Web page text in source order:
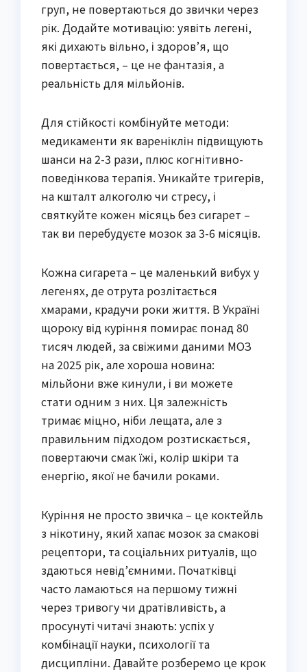
груп, не повертаються до звички через
рік. Додайте мотивацію: уявіть легені,
які дихають вільно, і здоров’я, що
повертається, – це не фантазія, а
реальність для мільйонів.
Для стійкості комбінуйте методи:
медикаменти як вареніклін підвищують
шанси на 2-3 рази, плюс когнітивно-
поведінкова терапія. Уникайте тригерів,
на кшталт алкоголю чи стресу, і
святкуйте кожен місяць без сигарет –
так ви перебудуєте мозок за 3-6 місяців.
Кожна сигарета – це маленький вибух у
легенях, де отрута розлітається
хмарами, крадучи роки життя. В Україні
щороку від куріння помирає понад 80
тисяч людей, за свіжими даними МОЗ
на 2025 рік, але хороша новина:
мільйони вже кинули, і ви можете
стати одним з них. Ця залежність
тримає міцно, ніби лещата, але з
правильним підходом розтискається,
повертаючи смак їжі, колір шкіри та
енергію, якої не бачили роками.
Куріння не просто звичка – це коктейль
з нікотину, який хапає мозок за смакові
рецептори, та соціальних ритуалів, що
здаються невід’ємними. Початківці
часто ламаються на першому тижні
через тривогу чи дратівливість, а
просунуті читачі знають: успіх у
комбінації науки, психології та
дисципліни. Давайте розберемо це крок